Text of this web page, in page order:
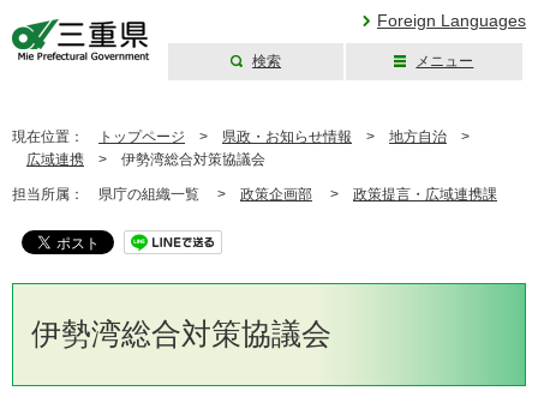
Foreign Languages
検索 メニュー
現在位置： トップページ > 県政・お知らせ情報 > 地方自治 >
広域連携 > 伊勢湾総合対策協議会
担当所属： 県庁の組織一覧 > 政策企画部 > 政策提言・広域連携課
伊勢湾総合対策協議会